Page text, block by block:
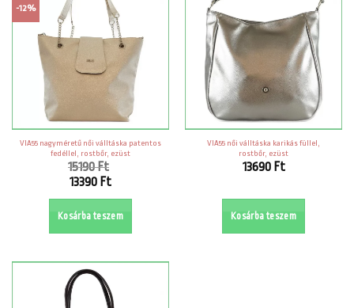
-12%
VIA55 nagyméretű női válltáska patentos
fedéllel, rostbőr, ezüst
15190Ft
Original
15190 Ft.
13390 Ft
Current
price
is:
13390 Ft.
Kosárba teszem
VIA55 női válltáska karikás füllel,
rostbőr, ezüst
13690 Ft
Kosárba teszem